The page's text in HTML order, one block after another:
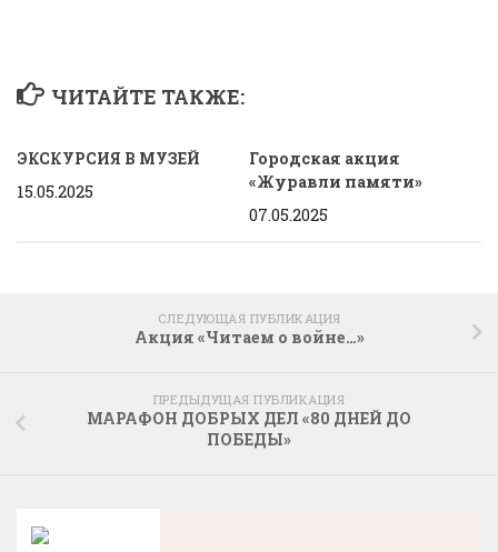
ЧИТАЙТЕ ТАКЖЕ:
ЭКСКУРСИЯ В МУЗЕЙ
15.05.2025
Городская акция
«Журавли памяти»
07.05.2025
СЛЕДУЮЩАЯ ПУБЛИКАЦИЯ
Акция «Читаем о войне…»
ПРЕДЫДУЩАЯ ПУБЛИКАЦИЯ
МАРАФОН ДОБРЫХ ДЕЛ «80 ДНЕЙ ДО
ПОБЕДЫ»